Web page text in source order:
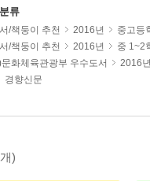
류
/책둥이 추천 2016년
중고등
/책둥이 추천 2016년
중 1~2
화체육관광부 우수도서
2016
경향신문
)